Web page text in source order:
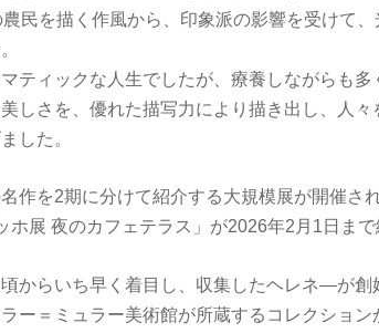
民を描く作風から、印象派の影響を受けて
ティックな人生でしたが、療養しながらも
しさを、優れた描写力により描き出し、人々
した。
作を2期に分けて紹介する大規模展が開催さ
ホ展 夜のカフェテラス」が2026年2月1日まで
からいち早く着目し、収集したヘレネ―が創
ー＝ミュラー美術館が所蔵するコレクション